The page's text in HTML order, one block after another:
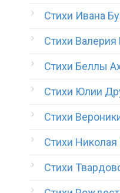
Стихи Ивана
Стихи
Стихи Беллы
Стихи Юлии
Стихи
Стихи Николая
Стихи